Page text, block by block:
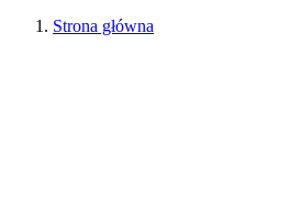
Strona główna